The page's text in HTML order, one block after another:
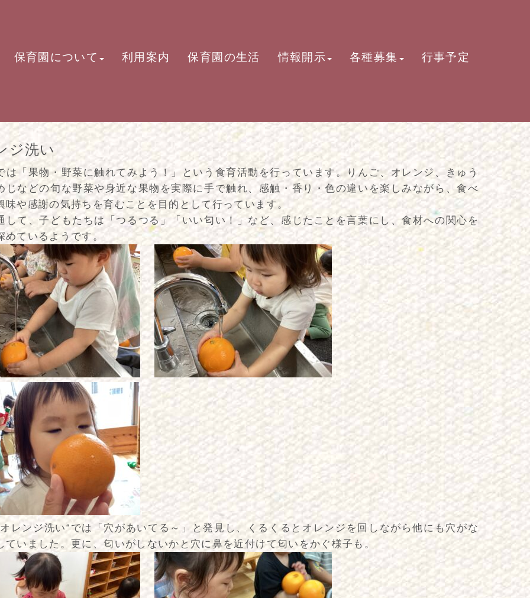
保育園について 利用案内 保育園の生活 情報開示 各種募集 行事予定
ジ洗い
は「果物・野菜に触れてみよう！」という食育活動を行っています。りんご、オレンジ、きゅう
じなどの旬な野菜や身近な果物を実際に手で触れ、感触・香り・色の違いを楽しみながら、食べ
味や感謝の気持ちを育むことを目的として行っています。
して、子どもたちは「つるつる」「いい匂い！」など、感じたことを言葉にし、食材への関心を
めているようです。
レンジ洗い“では「穴があいてる～」と発見し、くるくるとオレンジを回しながら他にも穴がな
ていました。更に、匂いがしないかと穴に鼻を近付けて匂いをかぐ様子も。